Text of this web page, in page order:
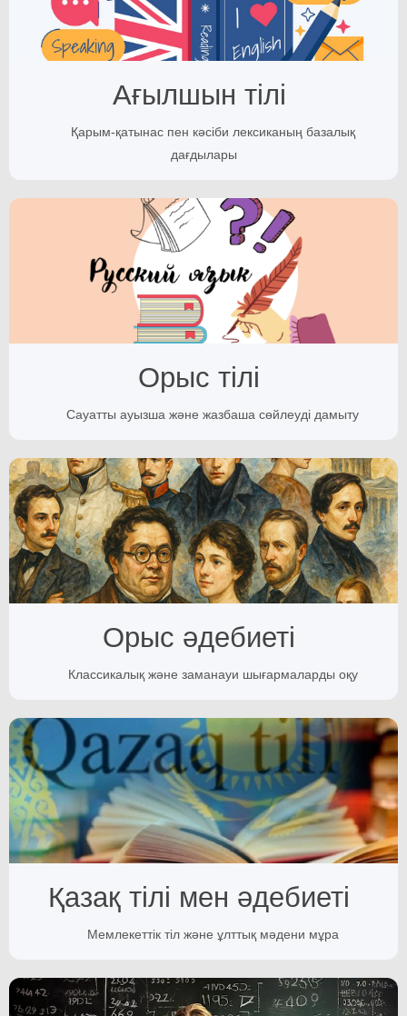
Ағылшын тілі
Қарым-қатынас пен кәсіби лексиканың базалық
дағдылары
Орыс тілі
Сауатты ауызша және жазбаша сөйлеуді дамыту
Орыс әдебиеті
Классикалық және заманауи шығармаларды оқу
Қазақ тілі мен әдебиеті
Мемлекеттік тіл және ұлттық мәдени мұра